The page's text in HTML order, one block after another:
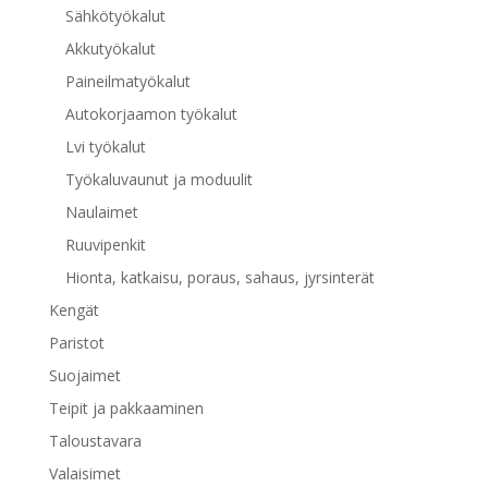
Sähkötyökalut
Akkutyökalut
Paineilmatyökalut
Autokorjaamon työkalut
Lvi työkalut
Työkaluvaunut ja moduulit
Naulaimet
Ruuvipenkit
Hionta, katkaisu, poraus, sahaus, jyrsinterät
Kengät
Paristot
Suojaimet
Teipit ja pakkaaminen
Taloustavara
Valaisimet